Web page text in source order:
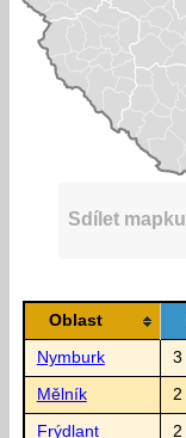
Sdílet mapku
Oblast
Nymburk 3
Mělník 2
Frýdlant 2